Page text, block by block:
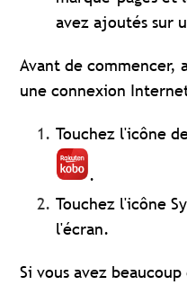
avez ajoutés sur
Avant de commencer,
une connexion
Touchez l'icône
.
Touchez l'icône
l'écran.
Si vous avez